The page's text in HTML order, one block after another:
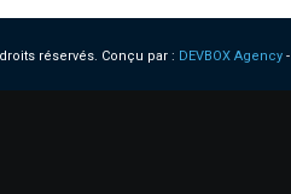
réservés. Conçu par : DEVBOX Agency-